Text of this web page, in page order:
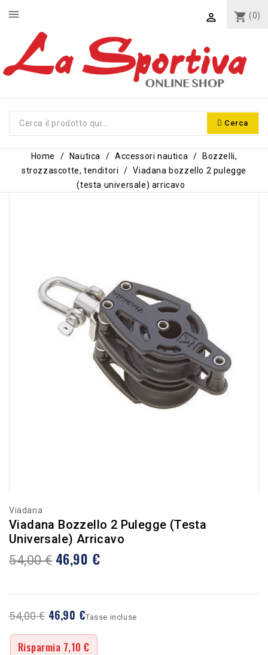
shopping_cart (0)

Cerca
menu
Home Nautica Accessori nautica
Bozzelli,
strozzascotte, tenditori
Viadana bozzello 2 pulegge
(testa universale) arricavo
Viadana
Viadana Bozzello 2 Pulegge (testa
Universale) Arricavo
54,00 € 46,90 €
54,00 € 46,90 €
Risparmia 7,10 €
Tasse incluse